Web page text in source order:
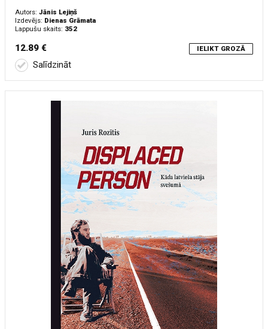
Autors: Jānis Lejiņš
Izdevējs: Dienas Grāmata
Lappušu skaits: 352
12.89 € IELIKT GROZĀ
Salīdzināt